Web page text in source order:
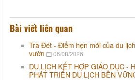
Bài viết liên quan
Trà Đét - Điểm hẹn mới của du
vườn
06/08/2026
DU LỊCH KẾT HỢP GIÁO DỤC -
PHÁT TRIỂN DU LỊCH BỀN